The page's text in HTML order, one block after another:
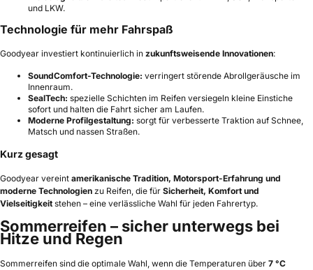
und LKW.
Technologie für mehr Fahrspaß
Goodyear investiert kontinuierlich in zukunftsweisende Innovationen:
SoundComfort-Technologie: verringert störende Abrollgeräusche im
Innenraum.
SealTech: spezielle Schichten im Reifen versiegeln kleine Einstiche
sofort und halten die Fahrt sicher am Laufen.
Moderne Profilgestaltung: sorgt für verbesserte Traktion auf Schnee,
Matsch und nassen Straßen.
Kurz gesagt
Goodyear vereint amerikanische Tradition, Motorsport-Erfahrung und
moderne Technologien zu Reifen, die für Sicherheit, Komfort und
Vielseitigkeit stehen – eine verlässliche Wahl für jeden Fahrertyp.
Sommerreifen – sicher unterwegs bei
Hitze und Regen
Sommerreifen sind die optimale Wahl, wenn die Temperaturen über 7 °C